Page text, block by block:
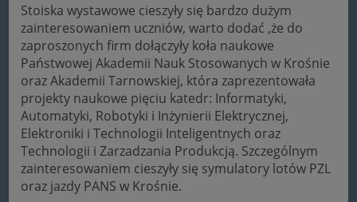
Stoiska wystawowe cieszyły się bardzo dużym
zainteresowaniem uczniów, warto dodać ,że do
zaproszonych firm dołączyły koła naukowe
Państwowej Akademii Nauk Stosowanych w Krośnie
oraz Akademii Tarnowskiej, która zaprezentowała
projekty naukowe pięciu katedr: Informatyki,
Automatyki, Robotyki i Inżynierii Elektrycznej,
Elektroniki i Technologii Inteligentnych oraz
Technologii i Zarzadzania Produkcją. Szczególnym
zainteresowaniem cieszyły się symulatory lotów PZL
oraz jazdy PANS w Krośnie.